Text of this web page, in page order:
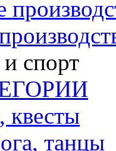
и спорт
квесты
танцы